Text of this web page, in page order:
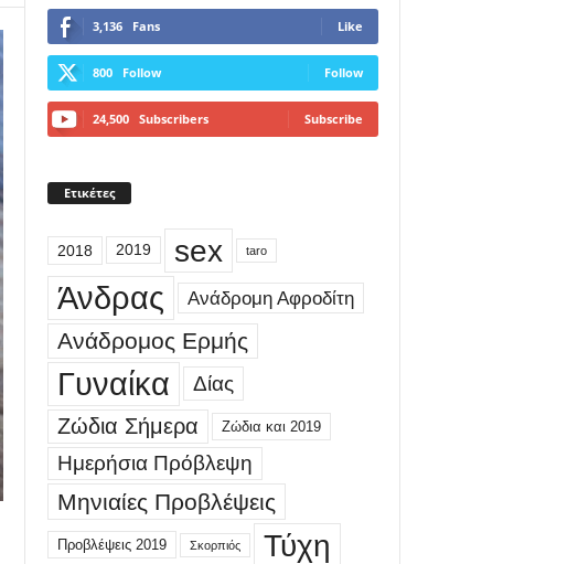
3,136 Fans Like
800 Follow Follow
24,500 Subscribers Subscribe
Ετικέτες
2018 2019 sex taro
Άνδρας Ανάδρομη Αφροδίτη
Ανάδρομος Ερμής
Γυναίκα
Δίας
Ζώδια Σήμερα
Ζώδια και 2019
Ημερήσια Πρόβλεψη
Μηνιαίες Προβλέψεις
Προβλέψεις 2019 Σκορπιός Τύχη